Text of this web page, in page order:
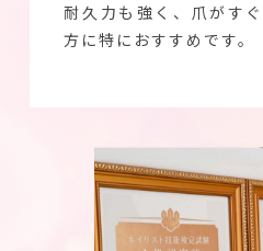
耐久力も強く、爪がす
方に特におすすめです。